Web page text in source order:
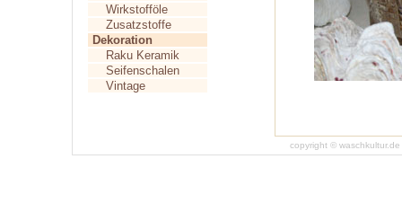
Wirkstofföle
Zusatzstoffe
Dekoration
Raku Keramik
Seifenschalen
Vintage
copyright ©